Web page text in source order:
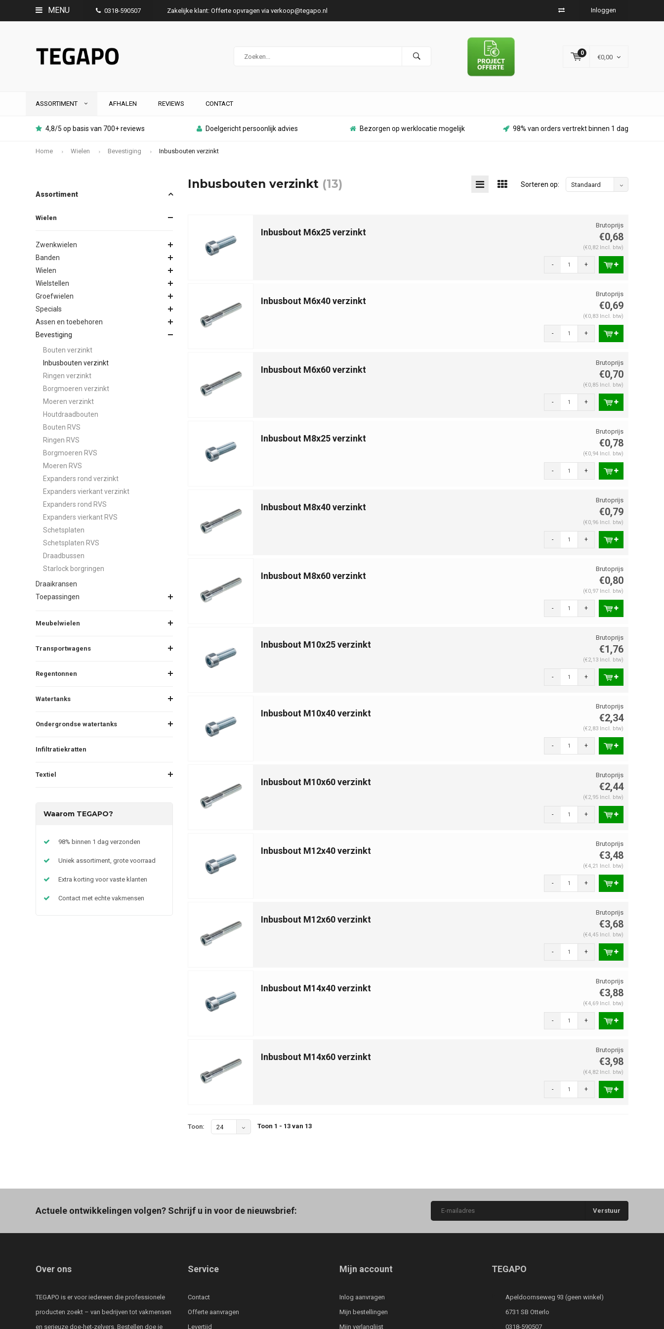
MENU 0318-590507 Zakelijke klant: Offerte opvragen via verkoop@tegapo.nl Inloggen
0
€0,00
ASSORTIMENT AFHALEN REVIEWS CONTACT
4,8/5 op basis van 700+ reviews Doelgericht persoonlijk advies Bezorgen op werklocatie mogelijk 98% van orders vertrekt binnen 1 dag
Home Wielen Bevestiging Inbusbouten verzinkt
Assortiment
Wielen
Zwenkwielen
Banden
Wielen
Wielstellen
Groefwielen
Specials
Assen en toebehoren
Bevestiging
Bouten verzinkt
Inbusbouten verzinkt
Ringen verzinkt
Borgmoeren verzinkt
Moeren verzinkt
Houtdraadbouten
Bouten RVS
Ringen RVS
Borgmoeren RVS
Moeren RVS
Expanders rond verzinkt
Expanders vierkant verzinkt
Expanders rond RVS
Expanders vierkant RVS
Schetsplaten
Schetsplaten RVS
Draadbussen
Starlock borgringen
Draaikransen
Toepassingen
Meubelwielen
Transportwagens
Regentonnen
Watertanks
Ondergrondse watertanks
Infiltratiekratten
Textiel
Waarom TEGAPO?
98% binnen 1 dag verzonden
Uniek assortiment, grote voorraad
Extra korting voor vaste klanten
Contact met echte vakmensen
Inbusbouten verzinkt (13) Sorteren op: Standaard
Inbusbout M6x25 verzinkt €0,68
(€0,82 Incl. btw)
- +
Inbusbout M6x40 verzinkt €0,69
(€0,83 Incl. btw)
- +
Inbusbout M6x60 verzinkt €0,70
(€0,85 Incl. btw)
- +
Inbusbout M8x25 verzinkt €0,78
(€0,94 Incl. btw)
- +
Inbusbout M8x40 verzinkt €0,79
(€0,96 Incl. btw)
- +
Inbusbout M8x60 verzinkt €0,80
(€0,97 Incl. btw)
- +
Inbusbout M10x25 verzinkt €1,76
(€2,13 Incl. btw)
- +
Inbusbout M10x40 verzinkt €2,34
(€2,83 Incl. btw)
- +
Inbusbout M10x60 verzinkt €2,44
(€2,95 Incl. btw)
- +
Inbusbout M12x40 verzinkt €3,48
(€4,21 Incl. btw)
- +
Inbusbout M12x60 verzinkt €3,68
(€4,45 Incl. btw)
- +
Inbusbout M14x40 verzinkt €3,88
(€4,69 Incl. btw)
- +
Inbusbout M14x60 verzinkt €3,98
(€4,82 Incl. btw)
- +
Toon: 24 Toon 1 - 13 van 13
Actuele ontwikkelingen volgen? Schrijf u in voor de nieuwsbrief: Verstuur
Over ons
TEGAPO is er voor iedereen die professionele
producten zoekt – van bedrijven tot vakmensen
en serieuze doe-het-zelvers. Bestellen doe je
Service
Contact
Offerte aanvragen
Levertijd
Mijn account
Inlog aanvragen
Mijn bestellingen
Mijn verlanglijst
TEGAPO
Apeldoornseweg 93 (geen winkel)
6731 SB Otterlo
0318-590507